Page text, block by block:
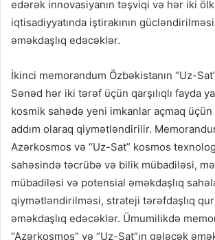
edərək innovasiyanın təşviqi və hər iki
iqtisadiyyatında iştirakının
əməkdaşlıq edəcəklər.
İkinci memorandum Özbəkistanın “Uz-
Sənəd hər iki tərəf üçün qarşılıqlı fayda
kosmik sahədə yeni imkanlar açmaq
addım olaraq qiymətləndirilir.
Azərkosmos və “Uz-Sat” kosmos
sahəsində təcrübə və bilik mübadiləsi,
mübadiləsi və potensial əməkdaşlıq
qiymətləndirilməsi, strateji tərəfdaşlıq
əməkdaşlıq edəcəklər. Ümumilikdə
“Azərkosmos” və “Uz-Sat”ın gələcək